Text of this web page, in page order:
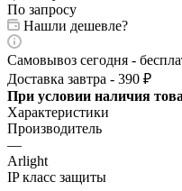
По запросу
Нашли дешевле?
Самовывоз сегодня -
Доставка завтра - 390 ₽
При условии наличия
Характеристики
Производитель
—
Arlight
IP класс защиты